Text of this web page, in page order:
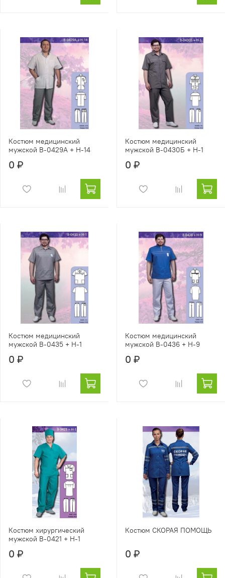
Костюм медицинский
мужской В-0429А + Н-14
0 ₽
Костюм медицинский
мужской В-0430Б + Н-1
0 ₽
Костюм медицинский
мужской В-0435 + Н-1
0 ₽
Костюм медицинский
мужской В-0436 + Н-9
0 ₽
Костюм хирургический
мужской В-0421 + Н-1
0 ₽
Костюм СКОРАЯ ПОМОЩЬ
0 ₽